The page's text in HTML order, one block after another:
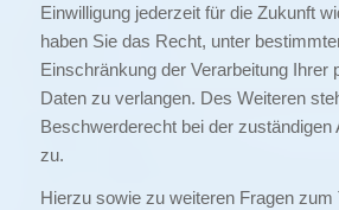
Einwilligung jederzeit für die Zukunft
haben Sie das Recht, unter
Einschränkung der Verarbeitung Ihrer
Daten zu verlangen. Des Weiteren
Beschwerderecht bei der zuständigen
zu.
Hierzu sowie zu weiteren Fragen zum